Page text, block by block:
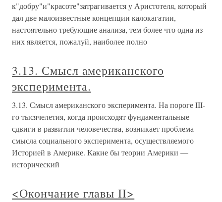
к"добру"и"красоте"затрагивается у Аристотеля, который
дал две малоизвестные концепции калокагатии,
настоятельно требующие анализа, тем более что одна из
них является, пожалуй, наиболее полно
3.13. Смысл американского
эксперимента.
3.13. Смысл американского эксперимента. На пороге III-
го тысячелетия, когда происходят фундаментальные
сдвиги в развитии человечества, возникает проблема
смысла социального эксперимента, осуществляемого
Историей в Америке. Какие бы теории Америки —
исторический
<Окончание главы II>